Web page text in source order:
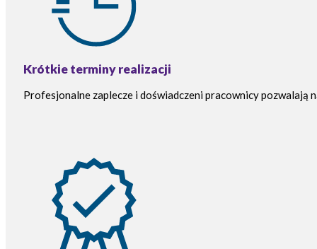
Krótkie terminy realizacji
Profesjonalne zaplecze i doświadczeni pracownicy pozwalają